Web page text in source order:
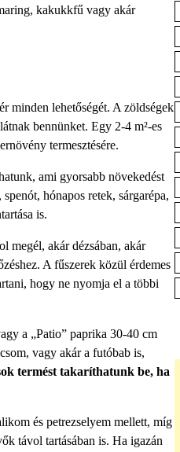
kakukkfű vagy akár
minden lehetőségét. A zöldségek
bennünket. Egy 2-4 m²-es
termesztésére.
ami gyorsabb növekedést
hónapos retek, sárgarépa,
is.
megél, akár dézsában, akár
A fűszerek közül érdemes
hogy ne nyomja el a többi
a „Patio” paprika 30-40 cm
vagy akár a futóbab is,
termést takaríthatunk be, ha
és petrezselyem mellett, míg
távol tartásában is. Ha igazán